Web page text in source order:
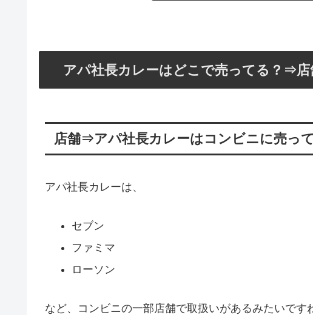
アパ社長カレーはどこで売ってる？⇒
店舗⇒アパ社長カレーはコンビニに売っ
アパ社長カレーは、
セブン
ファミマ
ローソン
など、コンビニの一部店舗で取扱いがあるみたいです